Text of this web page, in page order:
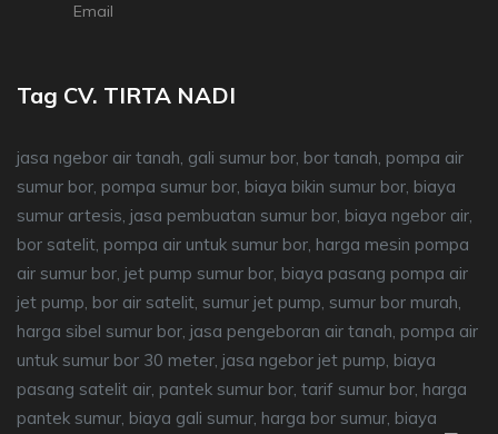
Email
Tag CV. TIRTA NADI
jasa ngebor air tanah, gali sumur bor, bor tanah, pompa air
sumur bor, pompa sumur bor, biaya bikin sumur bor, biaya
sumur artesis, jasa pembuatan sumur bor, biaya ngebor air,
bor satelit, pompa air untuk sumur bor, harga mesin pompa
air sumur bor, jet pump sumur bor, biaya pasang pompa air
jet pump, bor air satelit, sumur jet pump, sumur bor murah,
harga sibel sumur bor, jasa pengeboran air tanah, pompa air
untuk sumur bor 30 meter, jasa ngebor jet pump, biaya
pasang satelit air, pantek sumur bor, tarif sumur bor, harga
pantek sumur, biaya gali sumur, harga bor sumur, biaya